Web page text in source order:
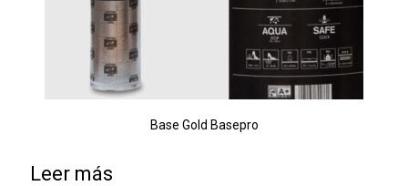
Base Gold Basepro
Leer más